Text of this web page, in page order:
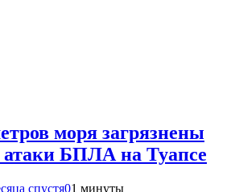
моря загрязнены
БПЛА на Туапсе
спустя01 минуты